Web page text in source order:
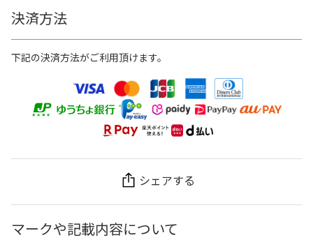
決済方法
下記の決済方法がご利用頂けます。
シェアする
マークや記載内容について